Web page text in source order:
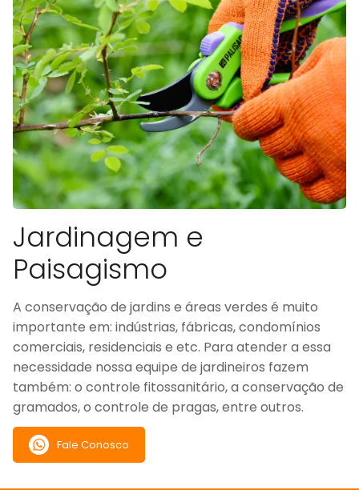
Jardinagem e
Paisagismo
A conservação de jardins e áreas verdes é muito
importante em: indústrias, fábricas, condomínios
comerciais, residenciais e etc. Para atender a essa
necessidade nossa equipe de jardineiros fazem
também: o controle fitossanitário, a conservação de
gramados, o controle de pragas, entre outros.
Fale Conosco